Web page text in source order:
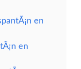
en
en